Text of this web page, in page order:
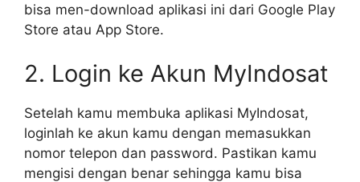
bisa men-download aplikasi ini dari Google Play
Store atau App Store.
2. Login ke Akun MyIndosat
Setelah kamu membuka aplikasi MyIndosat,
loginlah ke akun kamu dengan memasukkan
nomor telepon dan password. Pastikan kamu
mengisi dengan benar sehingga kamu bisa